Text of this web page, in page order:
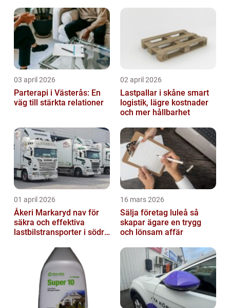
03 april 2026
Parterapi i Västerås: En
väg till stärkta relationer
02 april 2026
Lastpallar i skåne smart
logistik, lägre kostnader
och mer hållbarhet
01 april 2026
Åkeri Markaryd nav för
säkra och effektiva
lastbilstransporter i södra
16 mars 2026
Sälja företag luleå så
skapar ägare en trygg
och lönsam affär